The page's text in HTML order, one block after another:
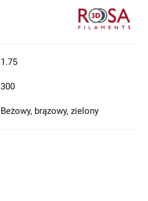
1.75
300
Beżowy, brązowy, zielony